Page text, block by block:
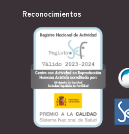
Reconocimientos